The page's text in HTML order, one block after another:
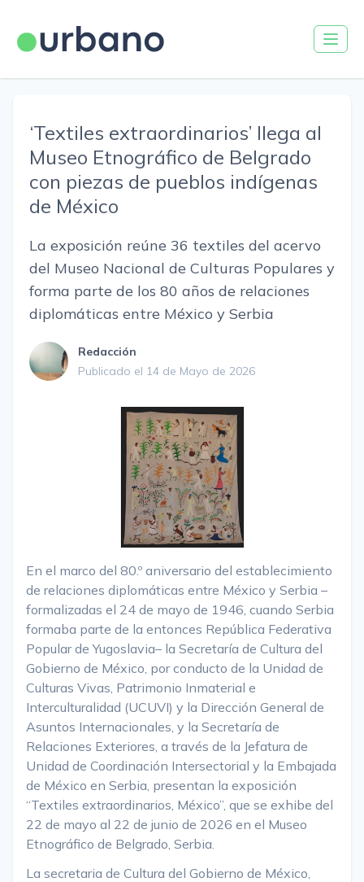
‘Textiles extraordinarios’ llega al
Museo Etnográfico de Belgrado
con piezas de pueblos indígenas
de México
La exposición reúne 36 textiles del acervo
del Museo Nacional de Culturas Populares y
forma parte de los 80 años de relaciones
diplomáticas entre México y Serbia
Redacción
Publicado el 14 de Mayo de 2026
En el marco del 80.º aniversario del establecimiento
de relaciones diplomáticas entre México y Serbia –
formalizadas el 24 de mayo de 1946, cuando Serbia
formaba parte de la entonces República Federativa
Popular de Yugoslavia– la Secretaría de Cultura del
Gobierno de México, por conducto de la Unidad de
Culturas Vivas, Patrimonio Inmaterial e
Interculturalidad (UCUVI) y la Dirección General de
Asuntos Internacionales, y la Secretaría de
Relaciones Exteriores, a través de la Jefatura de
Unidad de Coordinación Intersectorial y la Embajada
de México en Serbia, presentan la exposición
“Textiles extraordinarios, México”, que se exhibe del
22 de mayo al 22 de junio de 2026 en el Museo
Etnográfico de Belgrado, Serbia.
La secretaria de Cultura del Gobierno de México,